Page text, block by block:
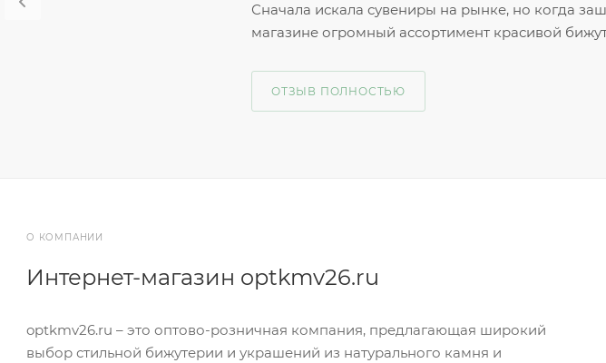
Сначала искала сувениры на рынке, но когда
магазине огромный ассортимент красивой
ОТЗЫВ ПОЛНОСТЬЮ
О КОМПАНИИ
Интернет-магазин optkmv26.ru
optkmv26.ru – это оптово-розничная компания, предлагающая широкий
выбор стильной бижутерии и украшений из натурального камня и